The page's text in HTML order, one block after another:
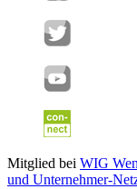
Mitglied bei WIG
und Unternehmer-